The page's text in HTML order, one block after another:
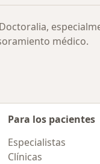
médico.
Para los pacientes
Especialistas
Clínicas